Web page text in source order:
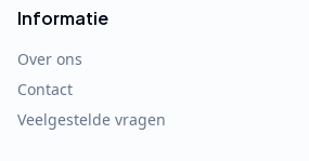
Informatie
Over ons
Contact
Veelgestelde vragen